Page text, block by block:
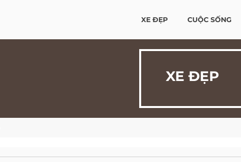
XE ĐẸP CUỘC SỐNG
XE ĐẸP